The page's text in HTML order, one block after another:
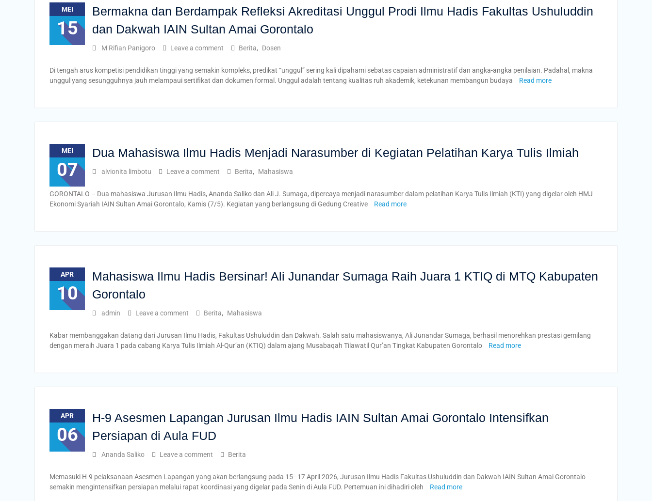
MEI
15
Bermakna dan Berdampak Refleksi Akreditasi Unggul Prodi Ilmu Hadis Fakultas Ushuluddin
dan Dakwah IAIN Sultan Amai Gorontalo
M Rifian Panigoro Leave a comment Berita, Dosen
Di tengah arus kompetisi pendidikan tinggi yang semakin kompleks, predikat “unggul” sering kali dipahami sebatas capaian administratif dan angka-angka penilaian. Padahal, makna
unggul yang sesungguhnya jauh melampaui sertifikat dan dokumen formal. Unggul adalah tentang kualitas ruh akademik, ketekunan membangun budaya
Read more
MEI
07
Dua Mahasiswa Ilmu Hadis Menjadi Narasumber di Kegiatan Pelatihan Karya Tulis Ilmiah
alvionita limbotu Leave a comment Berita, Mahasiswa
GORONTALO – Dua mahasiswa Jurusan Ilmu Hadis, Ananda Saliko dan Ali J. Sumaga, dipercaya menjadi narasumber dalam pelatihan Karya Tulis Ilmiah (KTI) yang digelar oleh HMJ
Ekonomi Syariah IAIN Sultan Amai Gorontalo, Kamis (7/5). Kegiatan yang berlangsung di Gedung Creative
Read more
APR
10
Mahasiswa Ilmu Hadis Bersinar! Ali Junandar Sumaga Raih Juara 1 KTIQ di MTQ Kabupaten
Gorontalo
admin Leave a comment Berita, Mahasiswa
Kabar membanggakan datang dari Jurusan Ilmu Hadis, Fakultas Ushuluddin dan Dakwah. Salah satu mahasiswanya, Ali Junandar Sumaga, berhasil menorehkan prestasi gemilang
dengan meraih Juara 1 pada cabang Karya Tulis Ilmiah Al-Qur’an (KTIQ) dalam ajang Musabaqah Tilawatil Qur’an Tingkat Kabupaten Gorontalo
Read more
APR
06
H-9 Asesmen Lapangan Jurusan Ilmu Hadis IAIN Sultan Amai Gorontalo Intensifkan
Persiapan di Aula FUD
Ananda Saliko Leave a comment Berita
Memasuki H-9 pelaksanaan Asesmen Lapangan yang akan berlangsung pada 15–17 April 2026, Jurusan Ilmu Hadis Fakultas Ushuluddin dan Dakwah IAIN Sultan Amai Gorontalo
semakin mengintensifkan persiapan melalui rapat koordinasi yang digelar pada Senin di Aula FUD. Pertemuan ini dihadiri oleh
Read more